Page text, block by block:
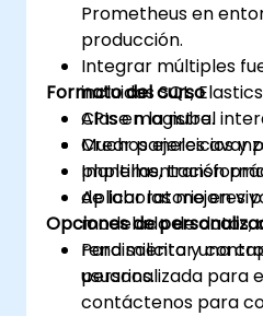
Prometheus en
producción.
Integrar múltiples
incluidas SQL,
APIs en la nube.
Crear paneles
plantillas,
Aplicar las mejores
modelado de datos,
rendimiento y
usuarios.
Formato del curso
Clase magistral
Muchos ejercicios y
Implementación
de laboratorio en
Opciones de
Para solicitar una
personalizada para
contáctenos para